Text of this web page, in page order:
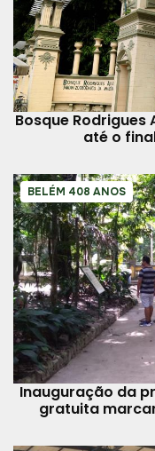
Bosque
até o
BELÉM 408 ANOS
Inauguração da
gratuita